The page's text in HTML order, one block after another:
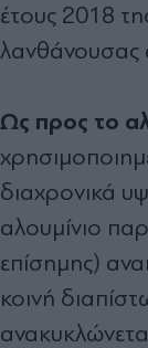
έτους 2018
λανθάνουσας
Ως προς το
διαχρονικά
αλουµίνιο
επίσηµης)
κοινή